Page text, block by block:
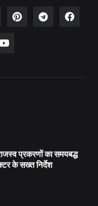
प्रकरणों का समयबद्ध
के सख्त निर्देश